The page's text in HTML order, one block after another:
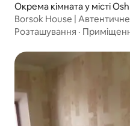
Окрема кімната у місті Osh
Borsok House | Автентичне
Розташування ·